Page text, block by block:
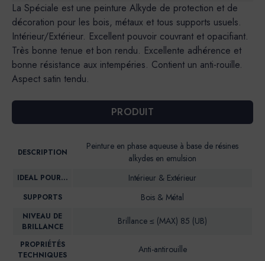
La Spéciale est une peinture Alkyde de protection et de
décoration pour les bois, métaux et tous supports usuels.
Intérieur/Extérieur. Excellent pouvoir couvrant et opacifiant.
Très bonne tenue et bon rendu. Excellente adhérence et
bonne résistance aux intempéries. Contient un anti-rouille.
Aspect satin tendu.
PRODUIT
DESCRIPTION
Peinture en phase aqueuse à base de résines
alkydes en emulsion
IDEAL POUR… Intérieur & Extérieur
SUPPORTS Bois & Métal
NIVEAU DE
BRILLANCE
Brillance ≤ (MAX) 85 (UB)
PROPRIÉTÉS
TECHNIQUES
Anti-antirouille